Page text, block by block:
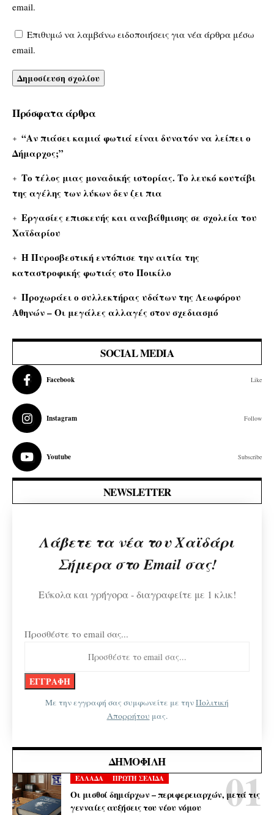
email.
Επιθυμώ να λαμβάνω ειδοποιήσεις για νέα άρθρα μέσω
email.
Πρόσφατα άρθρα
“Αν πιάσει καμιά φωτιά είναι δυνατόν να λείπει ο
Δήμαρχος;”
Το τέλος μιας μοναδικής ιστορίας. Το λευκό κουτάβι
της αγέλης των λύκων δεν ζει πια
Εργασίες επισκευής και αναβάθμισης σε σχολεία του
Χαϊδαρίου
Η Πυροσβεστική εντόπισε την αιτία της
καταστροφικής φωτιάς στο Ποικίλο
Προχωράει ο συλλεκτήρας υδάτων της Λεωφόρου
Αθηνών – Οι μεγάλες αλλαγές στον σχεδιασμό
SOCIAL MEDIA
Facebook Like
Instagram Follow
Youtube Subscribe
NEWSLETTER
Λάβετε τα νέα του Χαϊδάρι
Σήμερα στο Email σας!
Εύκολα και γρήγορα - διαγραφείτε με 1 κλικ!
Προσθέστε το email σας...
Με την εγγραφή σας συμφωνείτε με τηνΠολιτική
Απορρήτου μας.
ΔΗΜΟΦΙΛΉ
ΕΛΛΑΔΑ ΠΡΩΤΗ ΣΕΛΙΔΑ
Οι μισθοί δημάρχων – περιφερειαρχών, μετά τις
γενναίες αυξήσεις του νέου νόμου